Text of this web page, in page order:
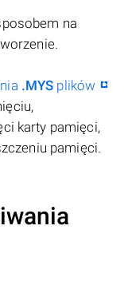
na
.MYS plików
karty pamięci,
pamięci.